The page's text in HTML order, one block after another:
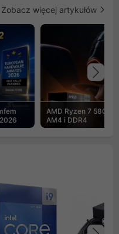
Zobacz więcej artykułów
AMD Ryzen 7
AM4 i DDR4